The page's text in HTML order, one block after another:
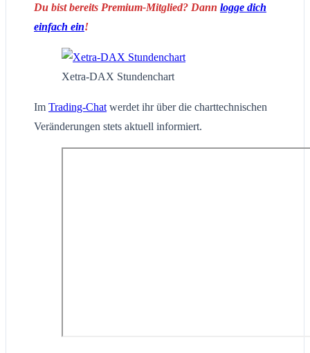
Du bist bereits Premium-Mitglied? Dann logge dich
einfach ein!
Xetra-DAX Stundenchart
Im Trading-Chat werdet ihr über die charttechnischen
Veränderungen stets aktuell informiert.